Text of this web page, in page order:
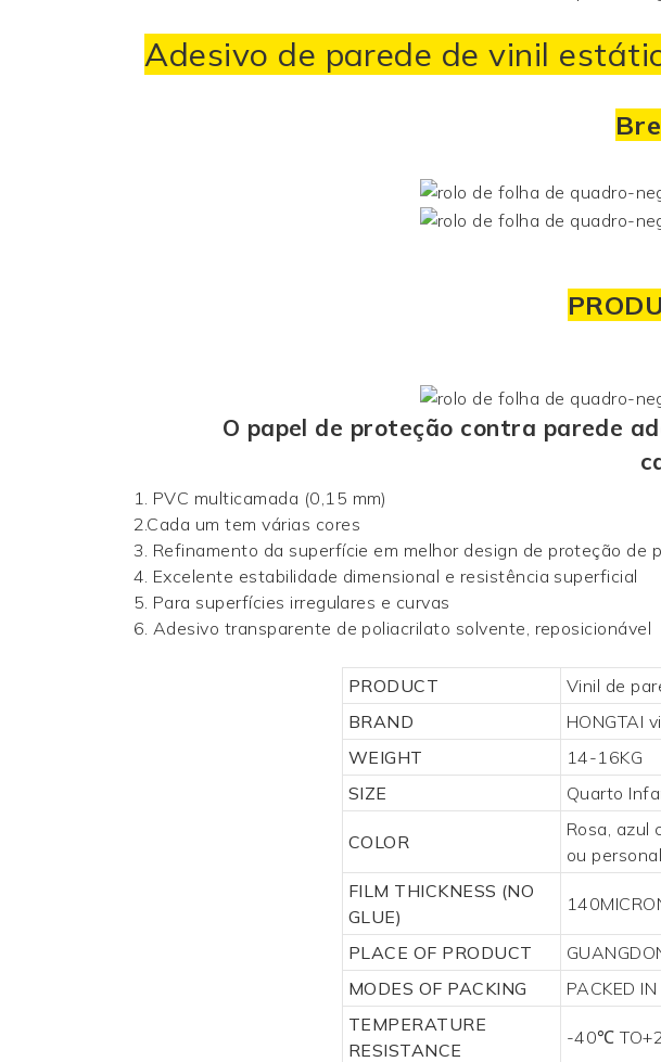
Adesivo de parede de vinil
O papel de proteção contra parede
1. PVC multicamada (0,15 mm)
2.Cada um tem várias cores
3. Refinamento da superfície em melhor design de proteção de
4. Excelente estabilidade dimensional e resistência superficial
5. Para superfícies irregulares e curvas
6. Adesivo transparente de poliacrilato solvente, reposicionável
PRODUCT
Vinil de
BRAND
HONGTAI
WEIGHT
14-16KG
SIZE
Quarto
COLOR
Rosa, azul
ou
FILM THICKNESS (NO
GLUE)
PLACE OF PRODUCT
MODES OF PACKING
PACKED
TEMPERATURE
RESISTANCE
-40℃